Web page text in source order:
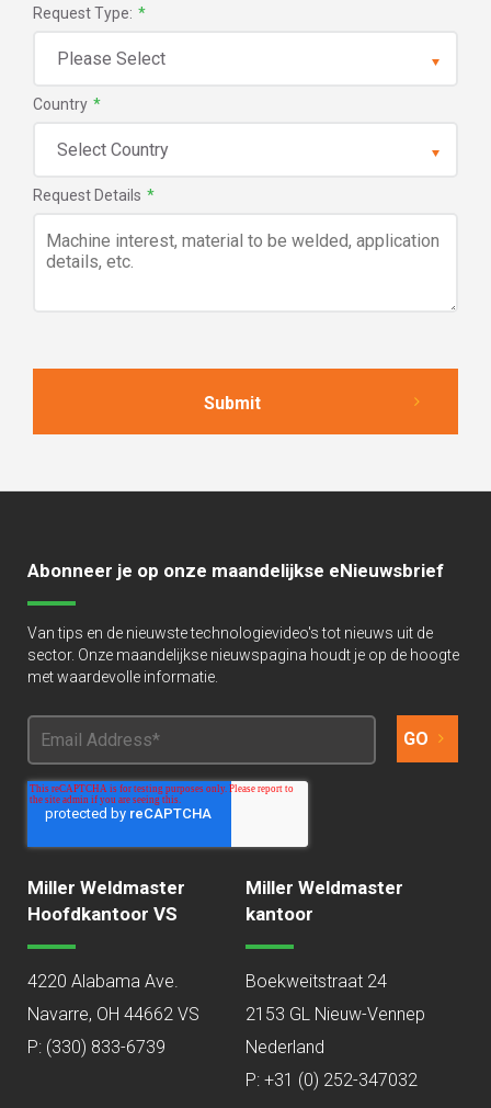
Request Type: *
Country *
Request Details *
Abonneer je op onze maandelijkse eNieuwsbrief
Van tips en de nieuwste technologievideo's tot nieuws uit de
sector. Onze maandelijkse nieuwspagina houdt je op de hoogte
met waardevolle informatie.
Miller Weldmaster
Hoofdkantoor VS
4220 Alabama Ave.
Navarre, OH 44662 VS
P: (330) 833-6739
Miller Weldmaster
kantoor
Boekweitstraat 24
2153 GL Nieuw-Vennep
Nederland
P: +31 (0) 252-347032